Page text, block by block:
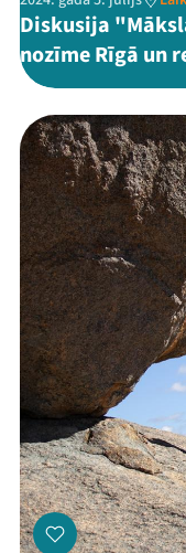
Diskusija
nozīme Rīgā un